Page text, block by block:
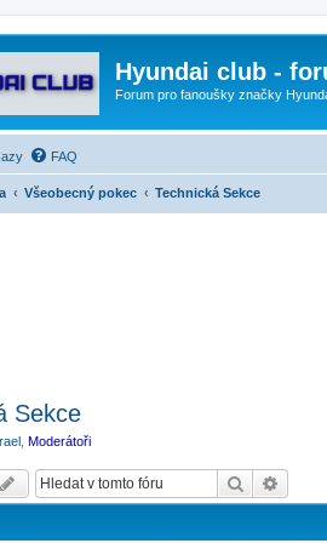
Hyundai club -
Forum pro fanoušky značky
FAQ
Všeobecný pokec Technická Sekce
Sekce
Moderátoři
Hledat